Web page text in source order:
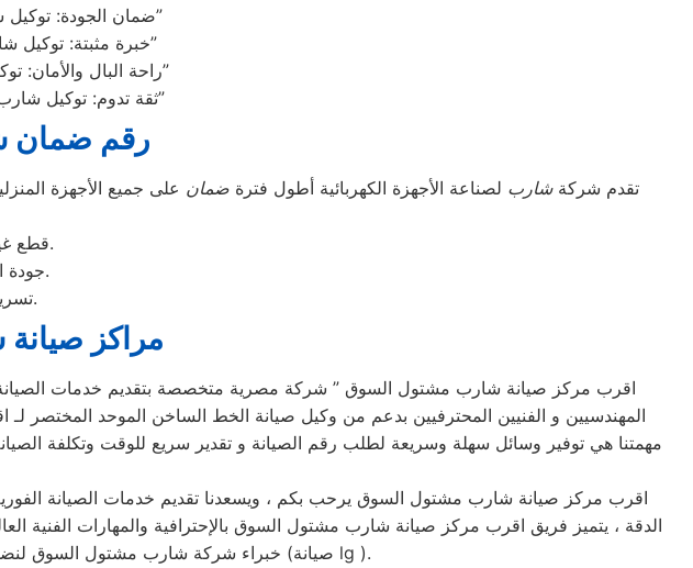
“ضمان الجودة: توكيل شارب يحافظ على أداء أجهزتك بكفاءة”
“خبرة مثبتة: توكيل شارب يوفر الخدمات الاحترافية لعملائه”
“راحة البال والأمان: توكيل شارب يضمن سلامة أجهزتك وأدائها”
“ثقة تدوم: توكيل شارب يقدم الصيانة الموثوقة لجميع أجهزتك”
رقم ضمان
تقدم شركةشارب لصناعة الأجهزة الكهربائية أطول فترةضمان على جميع الأجهزة
قطع غيار و تكلفة صيانة عالية.
جودة االتبريد تقل في الصيف.
تسريب غاز الفريون أحيانا.
مراكز
اقرب مركز صيانة شارب مشتول السوق ” شركة مصرية متخصصة بتقديم خدمات
المهندسيين و الفنيين المحترفيين بدعم من وكيل صيانة الخط الساخن الموحد
مهمتنا هي توفير وسائل سهلة وسريعة لطلب رقم الصيانة و تقدير سريع للوقت وتكلفة
اقرب مركز صيانة شارب مشتول السوق يرحب بكم ، ويسعدنا تقديم خدمات الصيانة
الدقة ، يتميز فريق اقرب مركز صيانة شارب مشتول السوق بالإحترافية والمهارات
خبراء شركة شارب مشتول السوق لنضمن لكم جودة الخدمات التي يتم تقديمها لحضراتكم وبأمر مباشر من (صيانة lg ).